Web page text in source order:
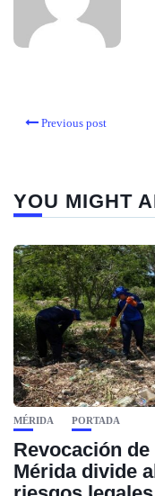
Previous post
YOU MIGHT
MÉRIDA PORTADA
Revocación
Mérida divide